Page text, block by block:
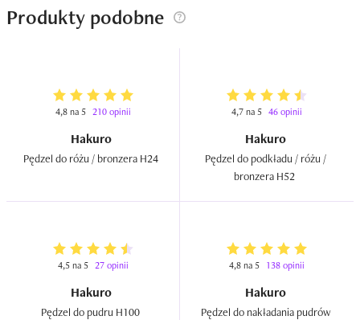
Produkty podobne
4,8 na 5 210 opinii
Hakuro
4,7 na 5 46 opinii
Hakuro
Pędzel do podkładu / różu /
4,5 na 5 27 opinii
Hakuro
4,8 na 5 138 opinii
Hakuro
Pędzel do nakładania pudrów